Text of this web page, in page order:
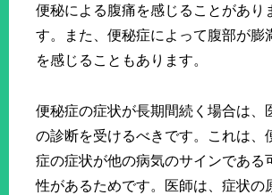
便秘による腹痛を感じることがあり
す。また、便秘症によって腹部が膨
を感じることもあります。
便秘症の症状が長期間続く場合は、
の診断を受けるべきです。これは、
症の症状が他の病気のサインである
性があるためです。医師は、症状の